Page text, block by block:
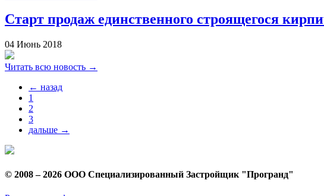
Старт продаж единственного строящегося
04 Июнь 2018
Читать всю новость →
← назад
1
2
3
дальше →
© 2008 – 2026 ООО Специализированный Застройщик "Програнд"